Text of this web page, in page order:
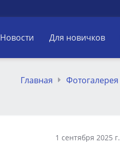
Новости Для новичков
Главная Фотогалерея
1 сентября 2025 г.